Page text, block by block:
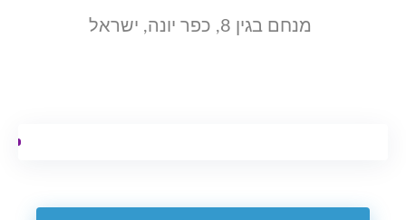
מנחם בגין 8, כפר יונה, ישראל